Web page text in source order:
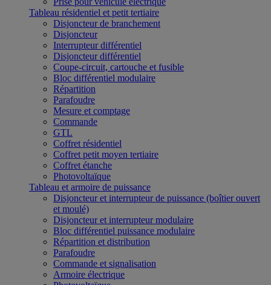
Tableau résidentiel et petit tertiaire
Disjoncteur de branchement
Disjoncteur
Interrupteur différentiel
Disjoncteur différentiel
Coupe-circuit, cartouche et fusible
Bloc différentiel modulaire
Répartition
Parafoudre
Mesure et comptage
Commande
GTL
Coffret résidentiel
Coffret petit moyen tertiaire
Coffret étanche
Photovoltaïque
Tableau et armoire de puissance
Disjoncteur et interrupteur de puissance (boîtier ouvert
et moulé)
Disjoncteur et interrupteur modulaire
Bloc différentiel puissance modulaire
Répartition et distribution
Parafoudre
Commande et signalisation
Armoire électrique